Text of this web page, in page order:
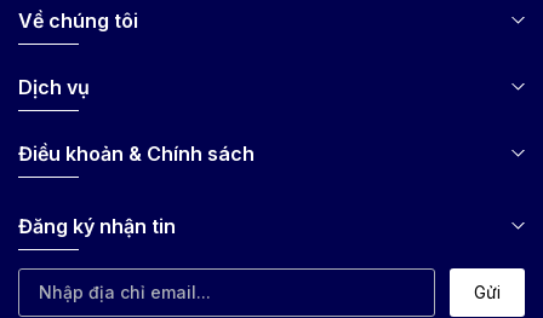
Về chúng tôi
Dịch vụ
Điều khoản & Chính sách
Đăng ký nhận tin
Gửi